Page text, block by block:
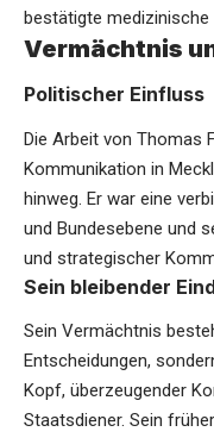
bestätigte
Vermächtnis
Politischer Einfluss
Die Arbeit von Thomas
Kommunikation in
hinweg. Er war eine
und Bundesebene und
und strategischer
Sein bleibender
Sein Vermächtnis
Entscheidungen,
Kopf, überzeugender
Staatsdiener. Sein